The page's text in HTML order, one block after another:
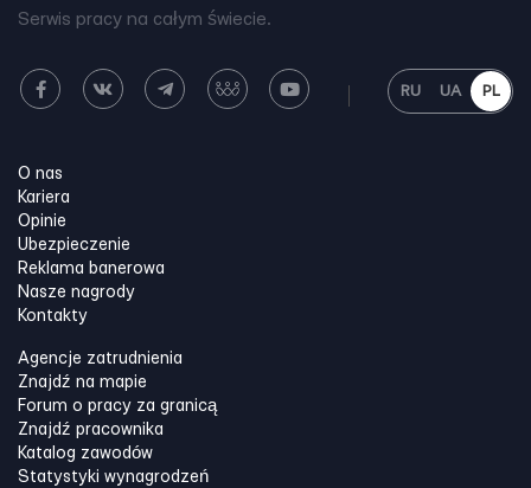
Serwis pracy na całym świecie.
RU UA PL
O nas
Kariera
Opinie
Ubezpieczenie
Reklama banerowa
Nasze nagrody
Kontakty
Agencje zatrudnienia
Znajdź na mapie
Forum o pracy za granicą
Znajdź pracownika
Katalog zawodów
Statystyki wynagrodzeń